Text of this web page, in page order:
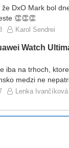
DxO Mark bol
👏👏👏
Karol Sendrei
Watch
iba na trhoch,
medzi ne
Lenka Ivančíková